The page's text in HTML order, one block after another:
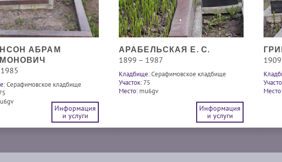
АБРАМ
Серафимовское кладбище
Информация
и услуги
АРАБЕЛЬСКАЯ Е. С.
1899 – 1987
Кладбище:Серафимовское кладбище
Участок:75
Место: mu6gv
Информация
и услуги
Место: